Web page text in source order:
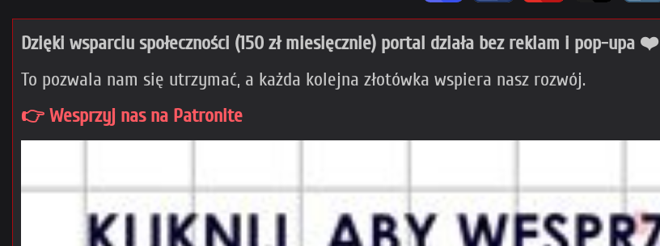
Dzięki wsparciu społeczności (150 zł miesięcznie) portal działa bez reklam i pop-upa ❤️
To pozwala nam się utrzymać, a każda kolejna złotówka wspiera nasz rozwój.
👉 Wesprzyj nas na Patronite